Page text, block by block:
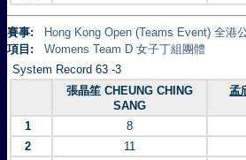
賽事:
Hong Kong Open (Teams Event) 全港
項目:
Womens Team D 女子丁組團體
System Record 63 -3
張晶笙 CHEUNG CHING
SANG
孟
1
8
2
11